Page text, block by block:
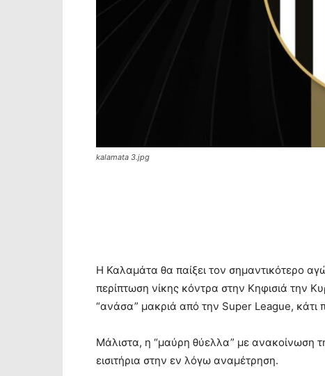
kalamata 3.jpg
Η Καλαμάτα θα παίξει τον σημαντικότερο
περίπτωση νίκης κόντρα στην Κηφισιά την
“ανάσα” μακριά από την Super League, κάτι
Μάλιστα, η “μαύρη θύελλα” με ανακοίνωση
εισιτήρια στην εν λόγω αναμέτρηση.